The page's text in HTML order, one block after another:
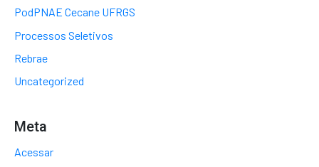
PodPNAE Cecane UFRGS
Processos Seletivos
Rebrae
Uncategorized
Meta
Acessar